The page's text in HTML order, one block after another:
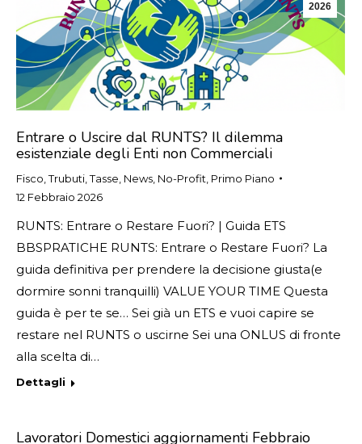
2026
Entrare o Uscire dal RUNTS? Il dilemma
esistenziale degli Enti non Commerciali
Fisco, Trubuti, Tasse News No-Profit Primo Piano
12 Febbraio 2026
RUNTS: Entrare o Restare Fuori? | Guida ETS
BBSPRATICHE RUNTS: Entrare o Restare Fuori? La
guida definitiva per prendere la decisione giusta(e
dormire sonni tranquilli) VALUE YOUR TIME Questa
guida è per te se… Sei già un ETS e vuoi capire se
restare nel RUNTS o uscirne Sei una ONLUS di fronte
alla scelta di…
Dettagli
Lavoratori Domestici aggiornamenti Febbraio